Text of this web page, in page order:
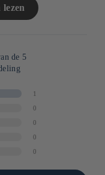
de 5
1
0
0
0
0